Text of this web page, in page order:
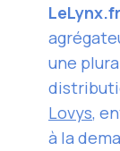
une
Lovys,
à la